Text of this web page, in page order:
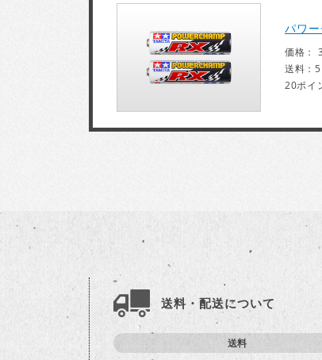
パワ
価格：
送料：
20ポイ
送料・配送について
送料